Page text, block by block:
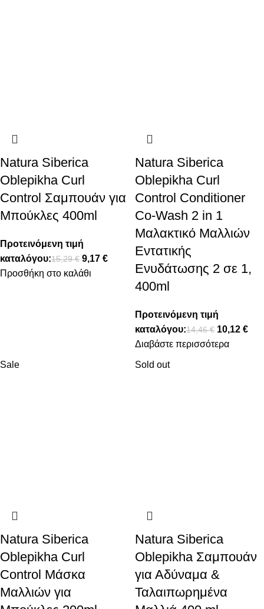
Natura Siberica
Oblepikha Curl
Control Σαμπουάν για
Μπούκλες 400ml
Προτεινόμενη τιμή
καταλόγου:15,29€ 9,17 €
Προσθήκη στο καλάθι
Natura Siberica
Oblepikha Curl
Control Conditioner
Co-Wash 2 in 1
Μαλακτικό Μαλλιών
Εντατικής
Ενυδάτωσης 2 σε 1,
400ml
Προτεινόμενη τιμή
καταλόγου:14,46€ 10,12 €
Διαβάστε περισσότερα
Sale
Natura Siberica
Oblepikha Curl
Control Μάσκα
Μαλλιών για
Sold out
Natura Siberica
Oblepikha Σαμπουάν
για Αδύναμα &
Ταλαιπωρημένα